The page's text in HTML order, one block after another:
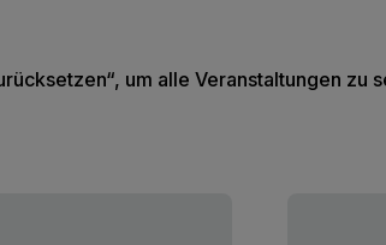
um alle Veranstaltungen zu